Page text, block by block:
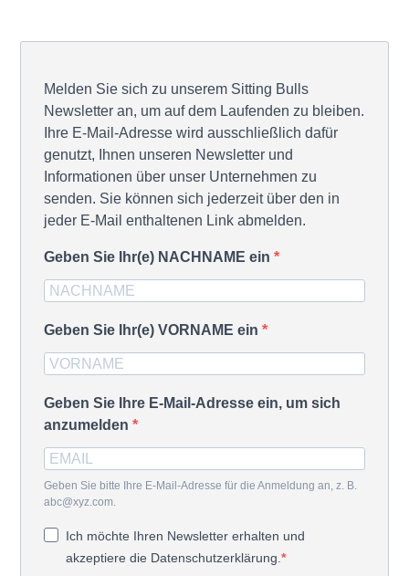
Melden Sie sich zu unserem Sitting Bulls
Newsletter an, um auf dem Laufenden zu bleiben.
Ihre E-Mail-Adresse wird ausschließlich dafür
genutzt, Ihnen unseren Newsletter und
Informationen über unser Unternehmen zu
senden. Sie können sich jederzeit über den in
jeder E-Mail enthaltenen Link abmelden.
Geben Sie Ihr(e) NACHNAME ein
Geben Sie Ihr(e) VORNAME ein
Geben Sie Ihre E-Mail-Adresse ein, um sich
anzumelden
Geben Sie bitte Ihre E-Mail-Adresse für die Anmeldung an, z. B.
abc@xyz.com.
Ich möchte Ihren Newsletter erhalten und
akzeptiere die Datenschutzerklärung.